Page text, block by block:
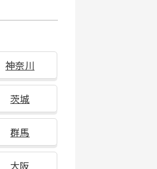
神奈川
茨城
群馬
大阪